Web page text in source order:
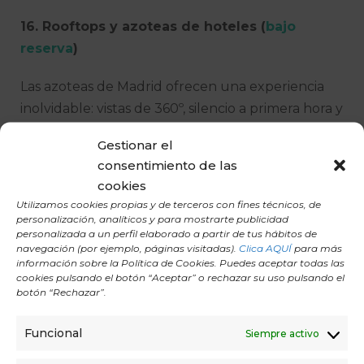
Gestionar el
consentimiento de las
cookies
Utilizamos cookies propias y de terceros con fines técnicos, de
personalización, analíticos y para mostrarte publicidad
personalizada a un perfil elaborado a partir de tus hábitos de
navegación (por ejemplo, páginas visitadas). Clica AQUÍpara más
información sobre la Política de Cookies. Puedes aceptar todas las
cookies pulsando el botón “Aceptar” o rechazar su uso pulsando el
botón “Rechazar”.
Funcional Siempre activo
16. Rooftops y azoteas de hoteles (bajo
reserva)
Las azoteas de Madrid ofrecen una experiencia
inolvidable: vistas de 360º, silencio a primera hora y
para sesiones privadas.
eventos corporativos, yoga & brunch,
masterclasses boutique.
17.Parque Enrique Tierno Galván— Praderas
tranquilas
Incluso los fines de semana es posible encontrar